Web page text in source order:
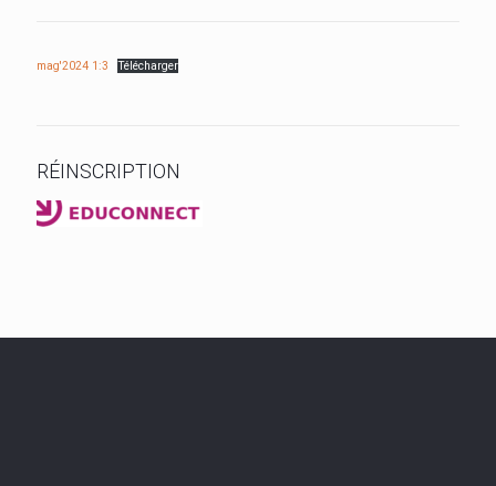
mag'2024 1:3 Télécharger
RÉINSCRIPTION